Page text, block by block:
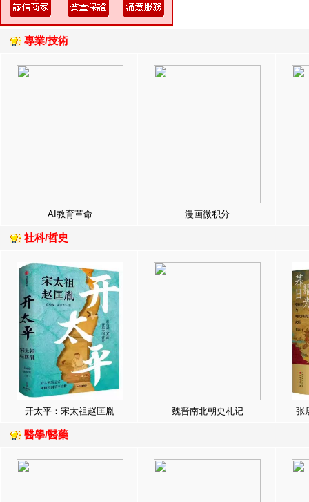
專業/技術
AI教育革命 漫画微积分
社科/哲史
开太平：宋太祖赵匡胤 魏晋南北朝史札记 张
醫學/醫藥